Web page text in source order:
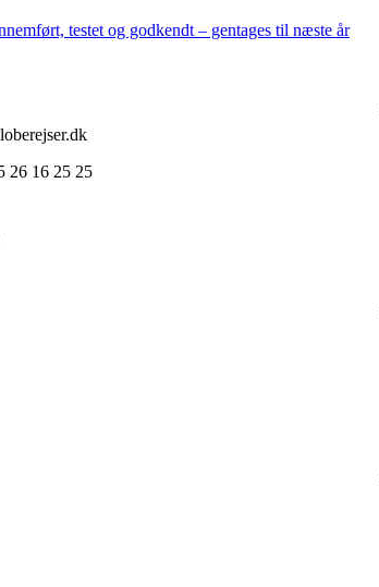
testet og godkendt – gentages til næste år
26 16 25 25